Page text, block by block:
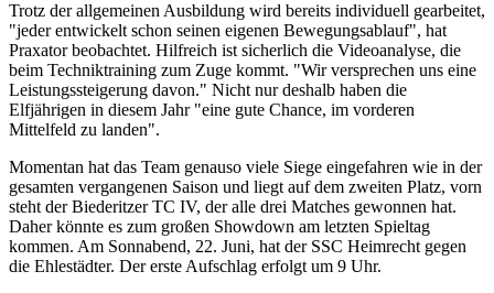
Trotz der allgemeinen Ausbildung wird bereits individuell gearbeitet,
"jeder entwickelt schon seinen eigenen Bewegungsablauf", hat
Praxator beobachtet. Hilfreich ist sicherlich die Videoanalyse, die
beim Techniktraining zum Zuge kommt. "Wir versprechen uns eine
Leistungssteigerung davon." Nicht nur deshalb haben die
Elfjährigen in diesem Jahr "eine gute Chance, im vorderen
Mittelfeld zu landen".
Momentan hat das Team genauso viele Siege eingefahren wie in der
gesamten vergangenen Saison und liegt auf dem zweiten Platz, vorn
steht der Biederitzer TC IV, der alle drei Matches gewonnen hat.
Daher könnte es zum großen Showdown am letzten Spieltag
kommen. Am Sonnabend, 22. Juni, hat der SSC Heimrecht gegen
die Ehlestädter. Der erste Aufschlag erfolgt um 9 Uhr.